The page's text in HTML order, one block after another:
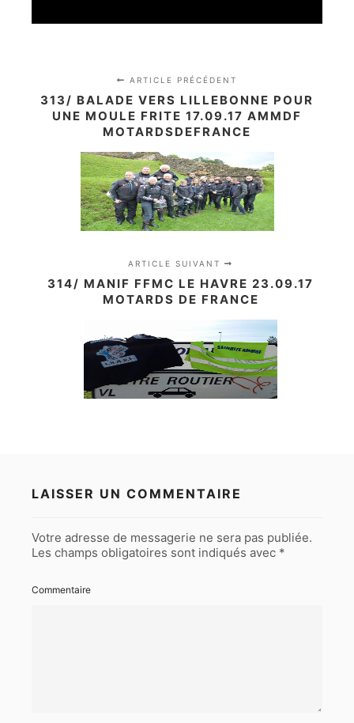
ARTICLE PRÉCÉDENT
313/ BALADE VERS LILLEBONNE POUR
UNE MOULE FRITE 17.09.17 AMMDF
MOTARDSDEFRANCE
ARTICLE SUIVANT
314/ MANIF FFMC LE HAVRE 23.09.17
MOTARDS DE FRANCE
LAISSER UN COMMENTAIRE
Votre adresse de messagerie ne sera pas publiée.
Les champs obligatoires sont indiqués avec *
Commentaire